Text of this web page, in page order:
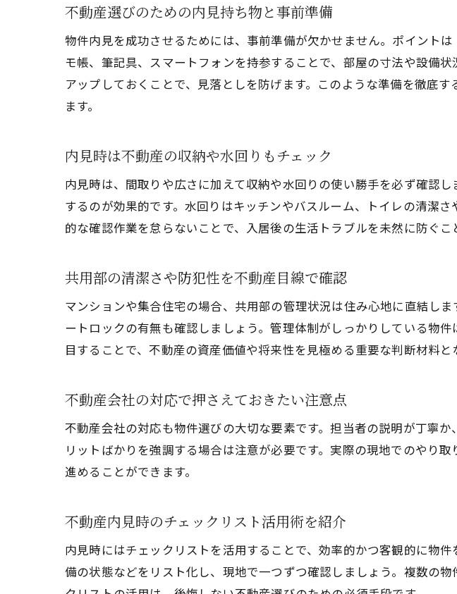
不動産選びのための内見持ち物と事前準備
物件内見を成功させるためには、事前準備が欠かせません。ポイント
モ帳、筆記具、スマートフォンを持参することで、部屋の寸法や設備
アップしておくことで、見落としを防げます。このような準備を徹底
ます。
内見時は不動産の収納や水回りもチェック
内見時は、間取りや広さに加えて収納や水回りの使い勝手を必ず確認
するのが効果的です。水回りはキッチンやバスルーム、トイレの清潔
的な確認作業を怠らないことで、入居後の生活トラブルを未然に防ぐこ
共用部の清潔さや防犯性を不動産目線で確認
マンションや集合住宅の場合、共用部の管理状況は住み心地に直結し
ートロックの有無も確認しましょう。管理体制がしっかりしている物
目することで、不動産の資産価値や将来性を見極める重要な判断材料と
不動産会社の対応で押さえておきたい注意点
不動産会社の対応も物件選びの大切な要素です。担当者の説明が丁寧
リットばかりを強調する場合は注意が必要です。実際の現地でのやり
進めることができます。
不動産内見時のチェックリスト活用術を紹介
内見時にはチェックリストを活用することで、効率的かつ客観的に物
備の状態などをリスト化し、現地で一つずつ確認しましょう。複数の